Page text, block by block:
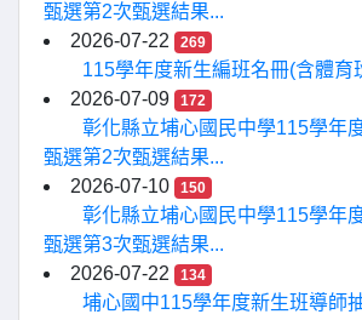
甄選第2次甄選結果...
2026-07-22
269
115學年度新生編班名冊(含體育
2026-07-09
172
彰化縣立埔心國民中學115學年
甄選第2次甄選結果...
2026-07-10
150
彰化縣立埔心國民中學115學年
甄選第3次甄選結果...
2026-07-22
134
埔心國中115學年度新生班導師